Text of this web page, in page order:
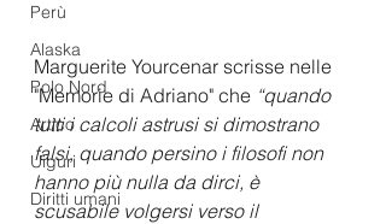
Perù
Alaska
Polo Nord
Artico
Uiguri
Diritti umani
Marguerite Yourcenar scrisse nelle
"Memorie di Adriano" che “quando
tutti i calcoli astrusi si dimostrano
falsi, quando persino i filosofi non
hanno più nulla da dirci, è
scusabile volgersi verso il